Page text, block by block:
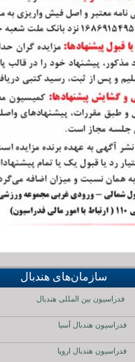
سازمان‌های هندبال
فدراسیون بین المللی هندبال
فدراسیون هندبال آسیا
فدراسیون هندبال اروپا